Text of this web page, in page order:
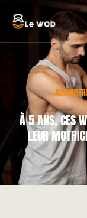
À 5 ANS, CES
LEUR